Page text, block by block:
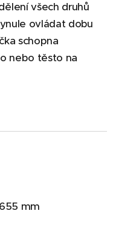
všech druhů
ovládat dobu
schopna
nebo těsto na
mm